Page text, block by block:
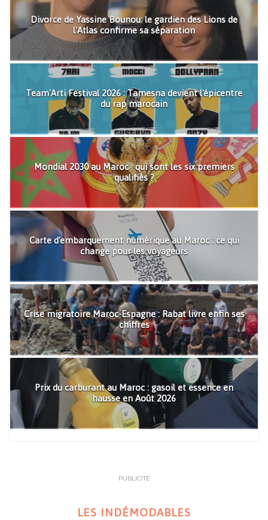
Divorce de Yassine Bounou: le gardien des Lions de
l'Atlas confirme sa séparation
Team'Arti Festival 2026 : Tamesna devient l'épicentre
du rap marocain
Mondial 2030 au Maroc : qui sont les six premiers
qualifiés ?
Carte d'embarquement numérique au Maroc : ce qui
change pour les voyageurs
Crise migratoire Maroc-Espagne : Rabat livre enfin ses
chiffres
Prix du carburant au Maroc : gasoil et essence en
hausse en Août 2026
PUBLICITÉ
LES INDÉMODABLES